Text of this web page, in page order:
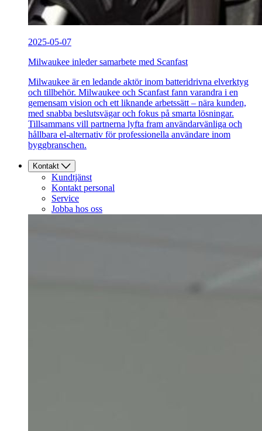
2025-05-07
Milwaukee inleder samarbete med Scanfast
Milwaukee är en ledande aktör inom batteridrivna elverktyg
och tillbehör. Milwaukee och Scanfast fann varandra i en
gemensam vision och ett liknande arbetssätt – nära kunden,
med snabba beslutsvägar och fokus på smarta lösningar.
Tillsammans vill partnerna lyfta fram användarvänliga och
hållbara el-alternativ för professionella användare inom
byggbranschen.
Kontakt
Kundtjänst
Kontakt personal
Service
Jobba hos oss